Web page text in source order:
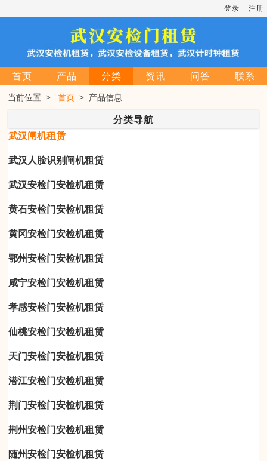
登录 注册
首页 产品 分类 资讯 问答 联系
当前位置 >首页 > 产品信息
分类导航
武汉闸机租赁
武汉人脸识别闸机租赁
武汉安检门安检机租赁
黄石安检门安检机租赁
黄冈安检门安检机租赁
鄂州安检门安检机租赁
咸宁安检门安检机租赁
孝感安检门安检机租赁
仙桃安检门安检机租赁
天门安检门安检机租赁
潜江安检门安检机租赁
荆门安检门安检机租赁
荆州安检门安检机租赁
随州安检门安检机租赁